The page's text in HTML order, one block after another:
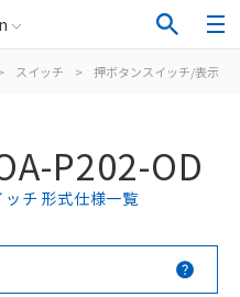
スイッチ > 押ボタンスイッチ/表示灯
P202-OD
チ 形式仕様一覧